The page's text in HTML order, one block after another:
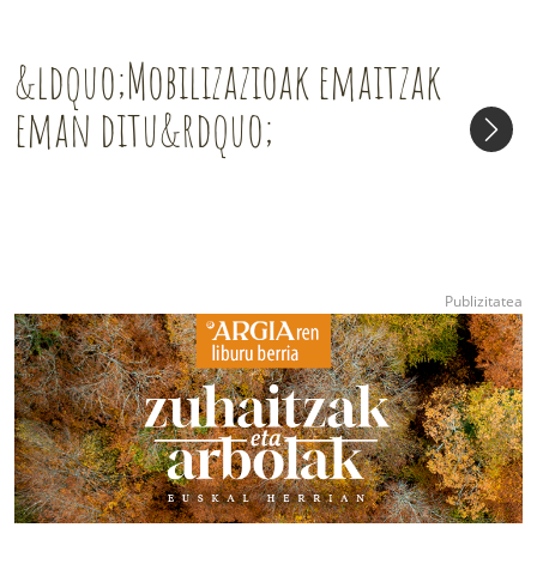
&ldquo;Mobilizazioak emaitzak
eman ditu&rdquo;